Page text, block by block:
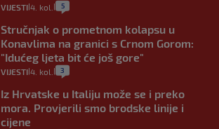
VIJESTI 4. kol. 5
Stručnjak o prometnom kolapsu u
Konavlima na granici s Crnom Gorom:
"Idućeg ljeta bit će još gore"
VIJESTI 4. kol. 3
Iz Hrvatske u Italiju može se i preko
mora. Provjerili smo brodske linije i
cijene